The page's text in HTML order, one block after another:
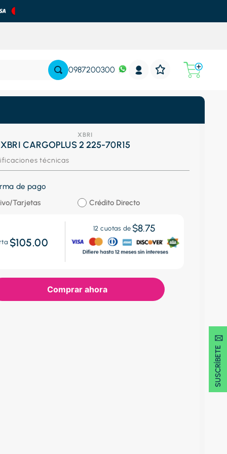
0987200300
SUSCRÍBETE 🖂
XBRI
CARGOPLUS 2 225-70R15
técnicas
de pago
Tarjetas
Crédito Directo
$105.00
12 cuotas de $8.75
Comprar ahora